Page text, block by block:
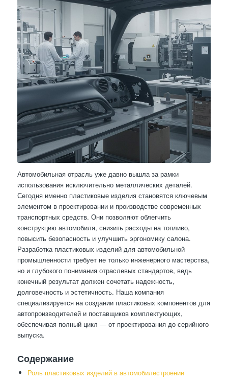
Автомобильная отрасль уже давно вышла за рамки
использования исключительно металлических деталей.
Сегодня именно пластиковые изделия становятся ключевым
элементом в проектировании и производстве современных
транспортных средств. Они позволяют облегчить
конструкцию автомобиля, снизить расходы на топливо,
повысить безопасность и улучшить эргономику салона.
Разработка пластиковых изделий для автомобильной
промышленности требует не только инженерного мастерства,
но и глубокого понимания отраслевых стандартов, ведь
конечный результат должен сочетать надежность,
долговечность и эстетичность. Наша компания
специализируется на создании пластиковых компонентов для
автопроизводителей и поставщиков комплектующих,
обеспечивая полный цикл — от проектирования до серийного
выпуска.
Содержание
Роль пластиковых изделий в автомобилестроении